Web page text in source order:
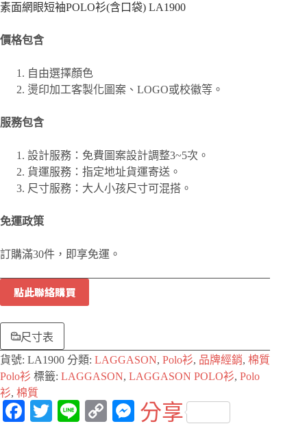
素面網眼短袖POLO衫(含口袋) LA1900
價格包含
自由選擇顏色
燙印加工客製化圖案、 LOGO或校徽等。
服務包含
設計服務：免費圖案設計調整3~5次。
貨運服務：指定地址貨運寄送。
尺寸服務：大人小孩尺寸可混搭。
免運政策
訂購滿30件，即享免運。
點此聯絡購買
尺寸表
貨號: LA1900 分類: LAGGASON, Polo衫, 品牌經銷, 棉質
Polo衫 標籤: LAGGASON, LAGGASON POLO衫, Polo
衫, 棉質
Fa T
Li
C
M
分享